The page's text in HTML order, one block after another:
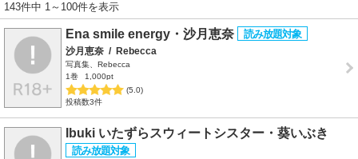
143件中 1～100件を表示
Ena smile energy・沙月恵奈
沙月恵奈 / Rebecca
写真集、Rebecca
1巻
1,000pt
(5.0)
投稿数3件
Ibuki いたずらスウィートシスター・葵いぶき